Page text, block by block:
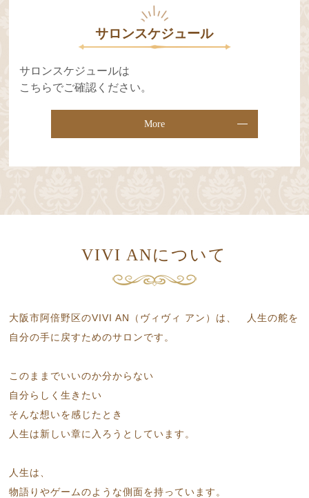
サロンスケジュール
サロンスケジュールは
こちらでご確認ください。
More
VIVI ANについて
大阪市阿倍野区のVIVI AN（ヴィヴィ アン）は、
人生の舵を
自分の手に戻すためのサロンです。
このままでいいのか分からない
自分らしく生きたい
そんな想いを感じたとき
人生は新しい章に入ろうとしています。
人生は、
物語りやゲームのような側面を持っています。